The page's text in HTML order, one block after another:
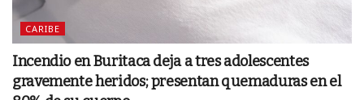
CARIBE
Incendio en Buritaca deja a tres adolescentes
gravemente heridos; presentan quemaduras en el